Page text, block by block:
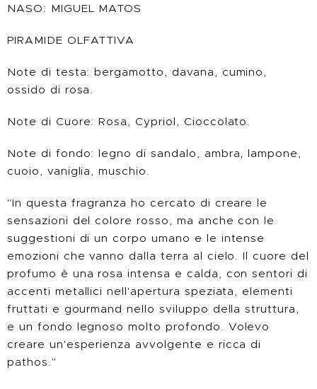
NASO: MIGUEL MATOS
PIRAMIDE OLFATTIVA
Note di testa: bergamotto, davana, cumino,
ossido di rosa.
Note di Cuore: Rosa, Cypriol, Cioccolato.
Note di fondo: legno di sandalo, ambra, lampone,
cuoio, vaniglia, muschio.
"In questa fragranza ho cercato di creare le
sensazioni del colore rosso, ma anche con le
suggestioni di un corpo umano e le intense
emozioni che vanno dalla terra al cielo. Il cuore del
profumo è una rosa intensa e calda, con sentori di
accenti metallici nell'apertura speziata, elementi
fruttati e gourmand nello sviluppo della struttura,
e un fondo legnoso molto profondo. Volevo
creare un'esperienza avvolgente e ricca di
pathos."